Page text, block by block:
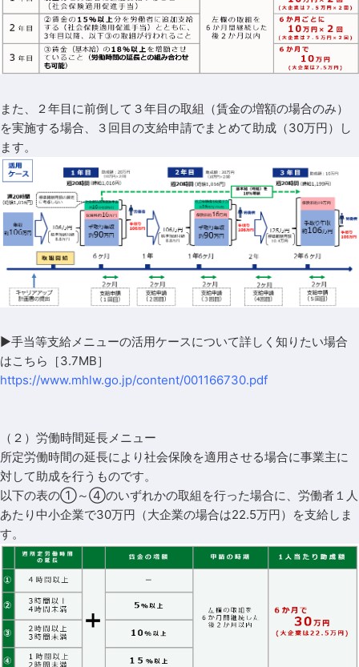
また、２年目に前倒して３年目の取組（賃金の増額の場合のみ）
を実施する場合、３回目の支給申請でまとめて助成（30万円）し
ます。
▶手当等支給メニューの活用ケースについて詳しく知りたい場合
はこちら［3.7MB］
https://www.mhlw.go.jp/content/001166730.pdf
（２）労働時間延長メニュー
所定労働時間の延長により社会保険を適用させる場合に事業主に
対して助成を行うものです。
以下の表の①～④のいずれかの取組を行った場合に、労働者１人
あたり中小企業で30万円（大企業の場合は22.5万円）を支給しま
す。